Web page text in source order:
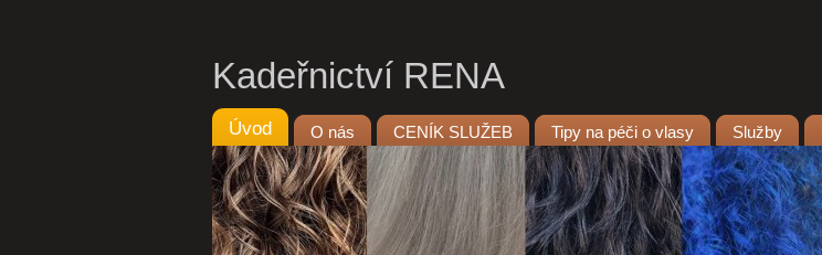
Kadeřnictví RENA
Úvod O nás CENÍK SLUŽEB Tipy na péči o vlasy Služby